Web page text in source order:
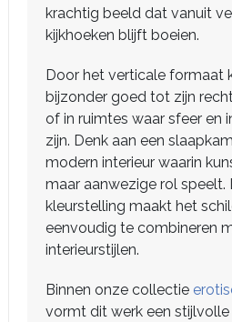
krachtig beeld dat vanuit
kijkhoeken blijft boeien.
Door het verticale formaat
bijzonder goed tot zijn
of in ruimtes waar sfeer en
zijn. Denk aan een
modern interieur waarin
maar aanwezige rol
kleurstelling maakt het
eenvoudig te combineren
interieurstijlen.
Binnen onze collectie
vormt dit werk een